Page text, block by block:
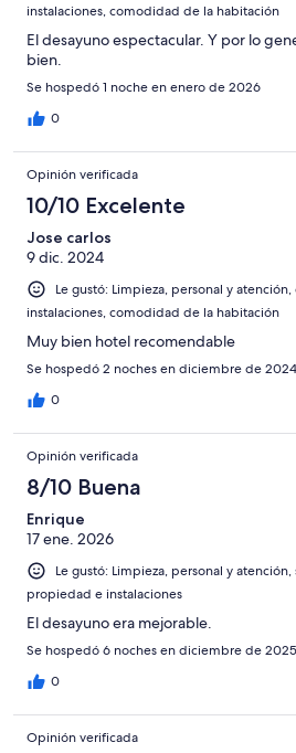
instalaciones, comodidad de la habitación
El desayuno espectacular. Y por lo
bien.
Se hospedó 1 noche en enero de 2026
0
Opinión verificada
10/10 Excelente
Jose carlos
9 dic. 2024
Le gustó: Limpieza, personal y
instalaciones, comodidad de la habitación
Muy bien hotel recomendable
Se hospedó 2 noches en diciembre de 2024
0
Opinión verificada
8/10 Buena
Enrique
17 ene. 2026
Le gustó: Limpieza, personal y
propiedad e instalaciones
El desayuno era mejorable.
Se hospedó 6 noches en diciembre de 2025
0
Opinión verificada